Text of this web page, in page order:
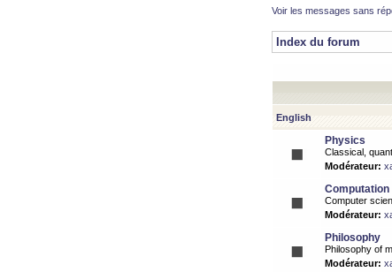
Voir les messages sans
Index du forum
English
Physics
Classical,
Modérateur:
Computation
Computer
Modérateur:
Philosophy
Philosophy of
Modérateur: